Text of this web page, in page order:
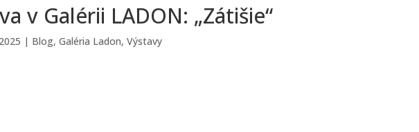
v Galérii LADON: „Zátišie“
| Blog,Galéria Ladon,Výstavy